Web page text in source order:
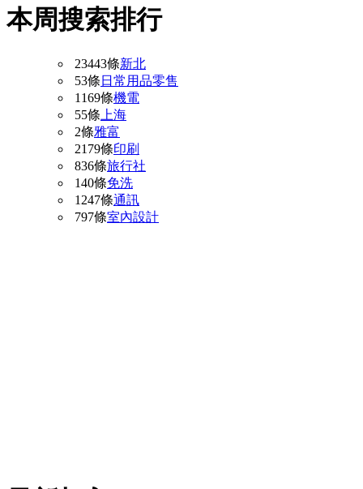
本周搜索排行
23443條新北
53條 日常用品零售
1169條機電
55條 上海
2條雅富
2179條印刷
836條旅行社
140條免洗
1247條通訊
797條室內設計